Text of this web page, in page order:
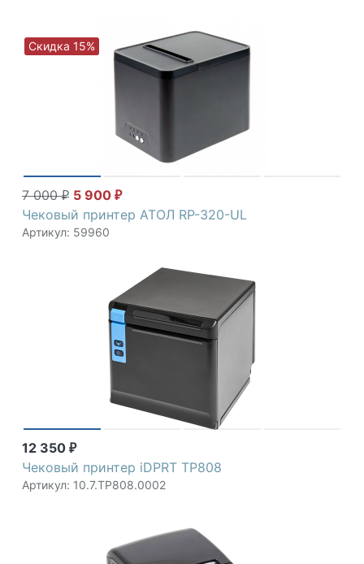
7 000₽ 5 900 ₽
Чековый принтер АТОЛ RP-320-UL
Артикул: 59960
Скидка 15%
12 350 ₽
Чековый принтер iDPRT TP808
Артикул: 10.7.TP808.0002